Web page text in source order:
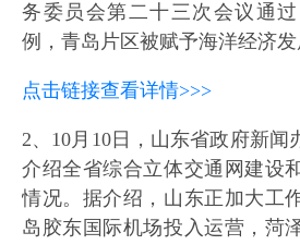
务委员会第二十三次会议通
例，青岛片区被赋予海洋经济发
点击链接查看详情>>>
2、10月10日，山东省政府新闻
介绍全省综合立体交通网建设
情况。据介绍，山东正加大工
岛胶东国际机场投入运营，菏